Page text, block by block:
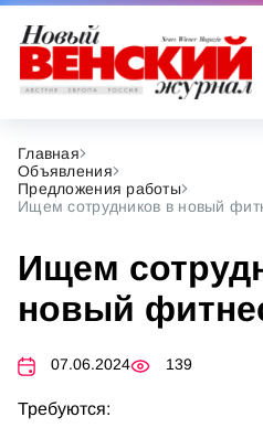
Главная
Объявления
Предложения работы
Ищем сотрудников в новый
Ищем
новый
07.06.2024 139
Требуются: